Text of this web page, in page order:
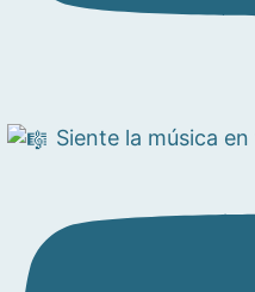
Siente la música